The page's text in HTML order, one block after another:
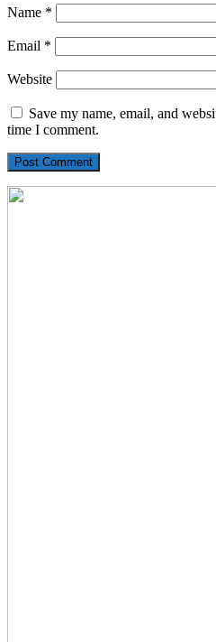
Name *
Email *
Website
Save my name, email, and
time I comment.